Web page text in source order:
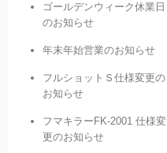
ゴールデンウィーク休業日
のお知らせ
年末年始営業のお知らせ
フルショットＳ仕様変更の
お知らせ
フマキラーFK-2001 仕様変
更のお知らせ